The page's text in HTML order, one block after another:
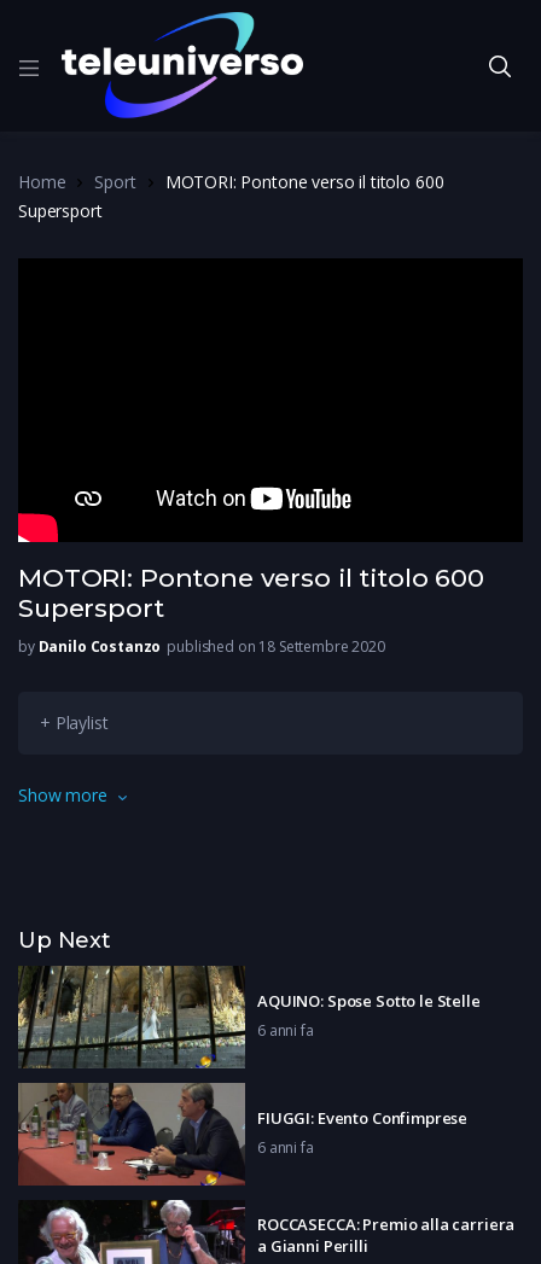
Home Sport
MOTORI: Pontone verso il titolo 600
Supersport
MOTORI: Pontone verso il titolo 600
Supersport
by Danilo Costanzo published on 18 Settembre 2020
+ Playlist
Siamo al motociclismo: il cassinate Armando Pontone è i vetta
Show more
Up Next
AQUINO: Spose Sotto le Stelle
6 anni fa
FIUGGI: Evento Confimprese
6 anni fa
ROCCASECCA: Premio alla carriera
a Gianni Perilli